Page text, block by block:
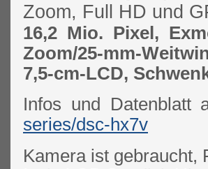
Zoom, Full HD und
16,2 Mio. Pixel,
Zoom/25-mm-
7,5-cm-LCD,
Infos und Datenblatt
series/dsc-hx7v
Kamera ist gebraucht,